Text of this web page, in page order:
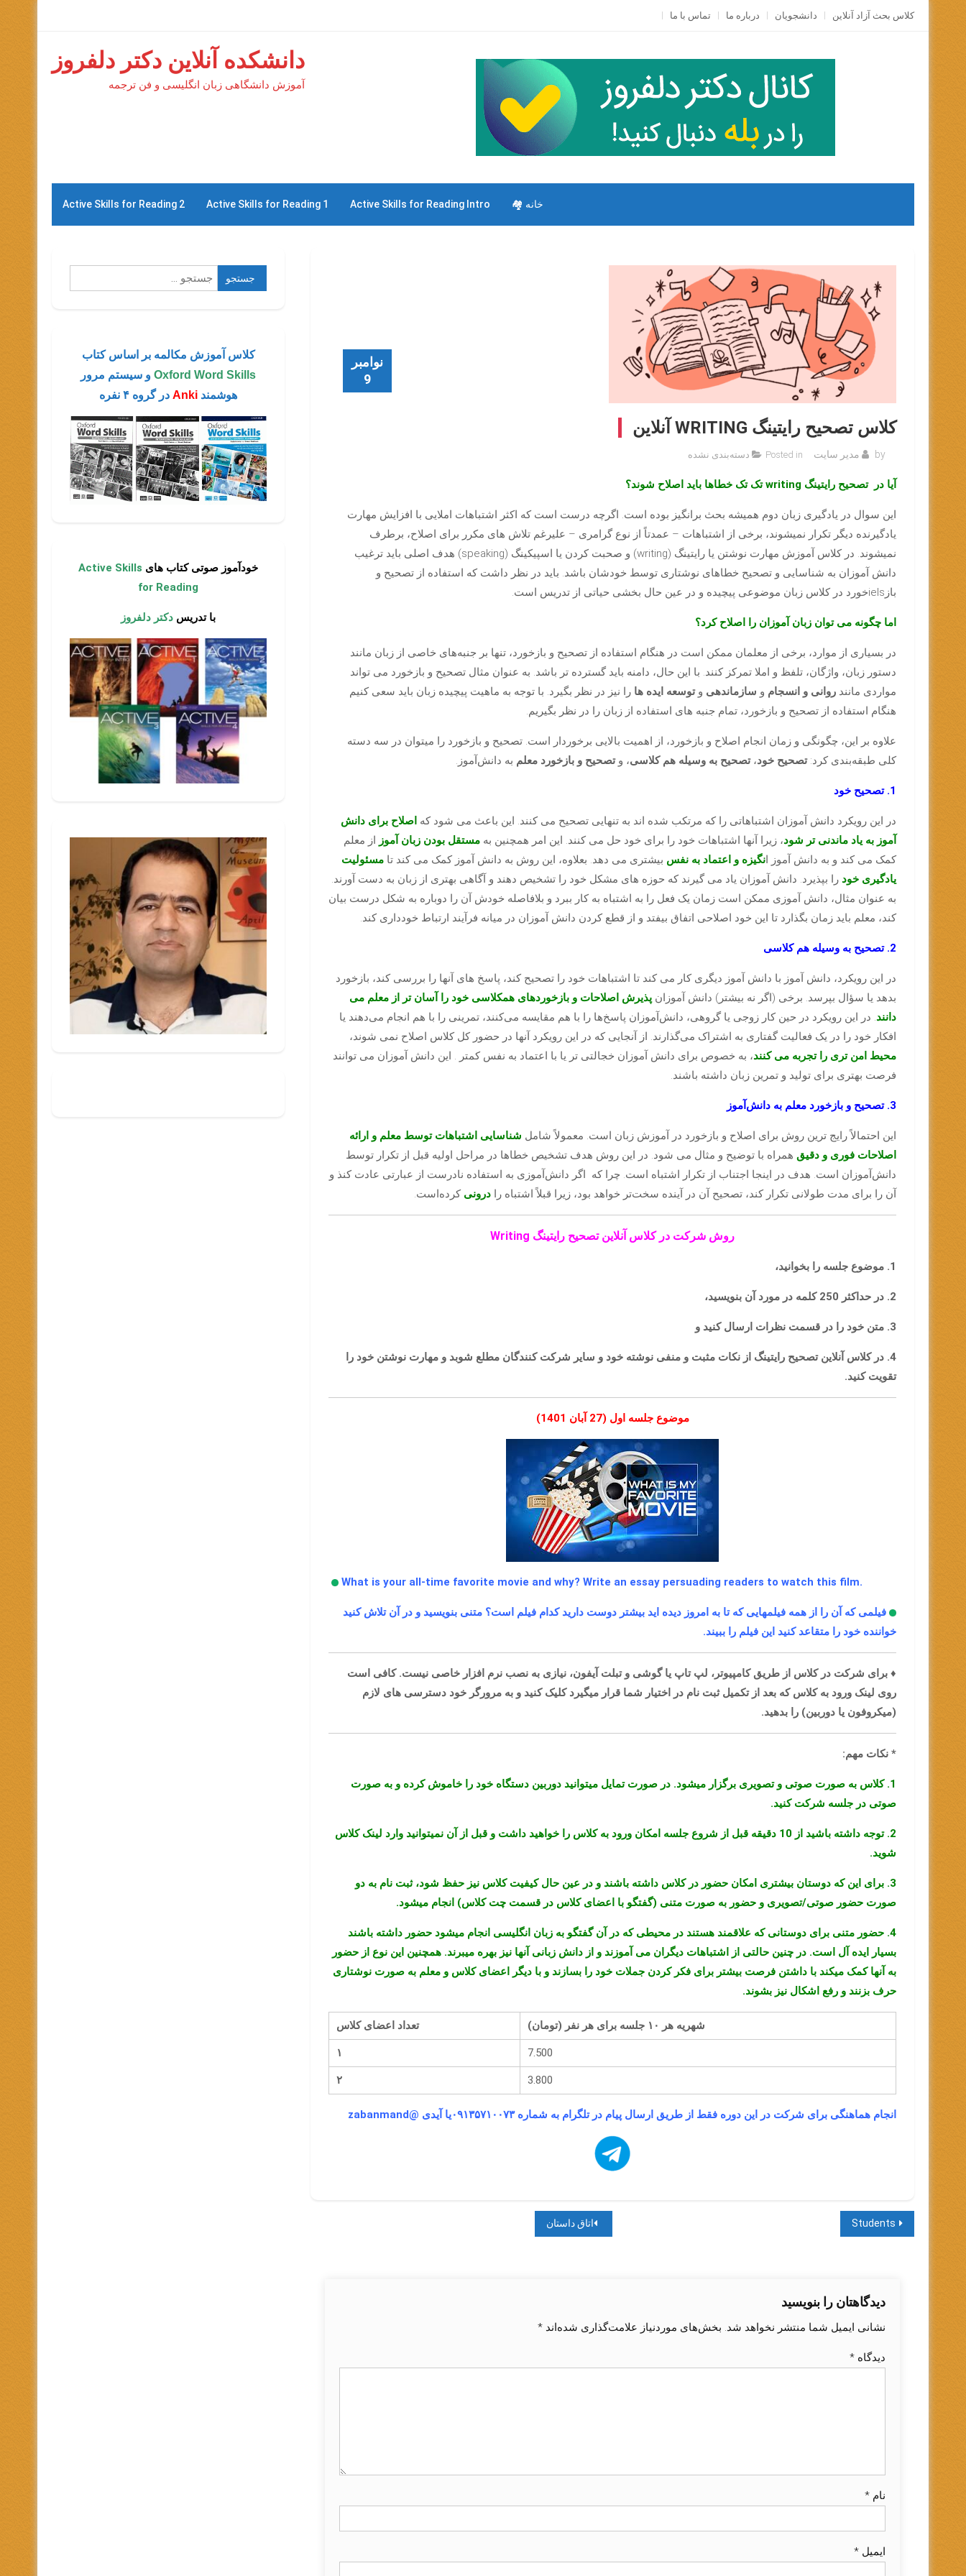
Skip
کلاس بحث آزاد آنلاين دانشجویان درباره ما تماس با ما
دانشکده آنلاین دکتر دلفروز
آموزش دانشگاهی زبان انگلیسی و فن ترجمه
خانه 🏘 Active Skills for Reading Intro
Active Skills for Reading 1
Active Skills for Reading 2
نوامبر
9
کلاس تصحیح رایتینگ WRITING آنلاین
by مدیر سایت Posted in دسته‌بندی نشده
آیا در تصحیح رایتینگ writing تک تک خطاها باید اصلاح شوند؟
این سوال در یادگیری زبان دوم همیشه بحث برانگیز بوده است. اگرچه درست است که اکثر اشتباهات املایی با افزایش مهارت
یادگیرنده دیگر تکرار نمیشوند، برخی از اشتباهات – عمدتاً از نوع گرامری – علیرغم تلاش های مکرر برای اصلاح، برطرف
نمیشوند. در کلاس آموزش مهارت نوشتن یا رایتینگ (writing) و صحبت کردن یا اسپیکینگ (speaking) هدف اصلی باید ترغیب
دانش آموزان به شناسایی و تصحیح خطاهای نوشتاری توسط خودشان باشد. باید در نظر داشت که استفاده از تصحیح و
بازielsخورد در کلاس زبان موضوعی پیچیده و در عین حال بخشی حیاتی از تدریس است.
اما چگونه می توان زبان آموزان را اصلاح کرد؟
در بسیاری از موارد، برخی از معلمان ممکن است در هنگام استفاده از تصحیح و بازخورد، تنها بر جنبه‌های خاصی از زبان مانند
دستور زبان، واژگان، تلفظ و املا تمرکز کنند. با این حال، دامنه باید گسترده تر باشد. به عنوان مثال تصحیح و بازخورد می تواند
مواردی مانند روانی و انسجام و سازماندهی وتوسعه ایده ها را نیز در نظر بگیرد. با توجه به ماهیت پیچیده زبان باید سعی کنیم
هنگام استفاده از تصحیح و بازخورد، تمام جنبه های استفاده از زبان را در نظر بگیریم.
علاوه بر این، چگونگی و زمان انجام اصلاح و بازخورد، از اهمیت بالایی برخوردار است. تصحیح و بازخورد را میتوان در سه دسته
کلی طبقه‌بندی کرد:تصحیح خود،تصحیح به وسیله هم کلاسی، وتصحیح و بازخورد معلم به دانش‌آموز.
1. تصحیح خود
در این رویکرد دانش آموزان اشتباهاتی را که مرتکب شده اند به تنهایی تصحیح می کنند. این باعث می شود که اصلاح برای دانش
آموز به یاد ماندنی تر شود، زیرا آنها اشتباهات خود را برای خود حل می کنند. این امر همچنین به مستقل بودن زبان آموز از معلم
کمک می کند و به دانش آموز انگیزه و اعتماد به نفس بیشتری می دهد. بعلاوه، این روش به دانش آموز کمک می کند تا مسئولیت
یادگیری خود را بپذیرد. دانش آموزان یاد می گیرند که حوزه های مشکل خود را تشخیص دهند و آگاهی بهتری از زبان به دست آورند.
به عنوان مثال، دانش آموزی ممکن است زمان یک فعل را به اشتباه به کار ببرد و بلافاصله خودش آن را دوباره به شکل درست بیان
کند، معلم باید زمان بگذارد تا این خود اصلاحی اتفاق بیفتد و از قطع کردن دانش آموزان در میانه فرآیند ارتباط خودداری کند.
2. تصحیح به وسیله هم کلاسی
در این رویکرد، دانش آموز با دانش آموز دیگری کار می کند تا اشتباهات خود را تصحیح کند، پاسخ های آنها را بررسی کند، بازخورد
بدهد یا سؤال بپرسد. برخی (اگر نه بیشتر) دانش آموزان پذیرش اصلاحات و بازخوردهای همکلاسی خود را آسان تر از معلم می
دانند. در این رویکرد در حین کار زوجی یا گروهی، دانش‌آموزان پاسخ‌ها را با هم مقایسه می‌کنند، تمرینی را با هم انجام می‌دهند یا
افکار خود را در یک فعالیت گفتاری به اشتراک می‌گذارند. از آنجایی که در این رویکرد آنها در حضور کل کلاس اصلاح نمی شوند،
محیط امن تری را تجربه می کنند، به خصوص برای دانش آموزان خجالتی تر یا با اعتماد به نفس کمتر . این دانش آموزان می توانند
فرصت بهتری برای تولید و تمرین زبان داشته باشند.
3. تصحیح و بازخورد معلم به دانش‌آموز
این احتمالاً رایج ترین روش برای اصلاح و بازخورد در آموزش زبان است. معمولاً شامل شناسایی اشتباهات توسط معلم و ارائه
اصلاحات فوری و دقیق همراه با توضیح و مثال می شود. در این روش هدف تشخیص خطاها در مراحل اولیه قبل از تکرار توسط
دانش‌آموزان است. هدف در اینجا اجتناب از تکرار اشتباه است. چرا که اگر دانش‌آموزی به استفاده نادرست از عبارتی عادت کنذ و
آن را برای مدت طولانی تکرار کند، تصحیح آن در آینده سخت‌تر خواهد بود، زیرا قبلاً اشتباه را درونی کرده‌است.
روش شرکت در کلاس آنلاین تصحیح رایتینگ Writing
1. موضوع جلسه را بخوانید،
2. در حداکثر 250 کلمه در مورد آن بنویسید،
3. متن خود را در قسمت نظرات ارسال کنید و
4. در کلاس آنلاین تصحیح رایتینگ از نکات مثبت و منفی نوشته خود و سایر شرکت کنندگان مطلع شوبد و مهارت نوشتن خود را
تقویت کنید.
موضوع جلسه اول (27 آبان 1401)
What is your all-time favorite movie and why? Write an essay persuading readers to watch this film.
فیلمی که آن را از همه فیلمهایی که تا به امروز دیده اید بیشتر دوست دارید کدام فیلم است؟ متنی بنویسید و در آن تلاش کنید
خواننده خود را متقاعد کنید این فیلم را ببیند.
♦ برای شرکت در کلاس از طریقکامپیوتر، لپ تاپ یا گوشی و تبلت آیفون، نیازی به نصب نرم افزار خاصی نیست.کافی است
روی لینک ورود به کلاس که بعد از تکمیل ثبت نام در اختیار شما قرار میگیرد کلیک کنید و به مرورگر خود دسترسی های لازم
(میکروفون یا دوربین) را بدهید.
* نکات مهم:
1. کلاس به صورت صوتی و تصویری برگزار میشود. در صورت تمایل میتوانید دوربین دستگاه خود را خاموش کرده و به صورت
صوتی در جلسه شرکت کنید.
2. توجه داشته باشید از 10 دقیقه قبل از شروع جلسه امکان ورود به کلاس را خواهید داشت و قبل از آن نمیتوانید وارد لینک کلاس
شوید.
3. برای این که دوستان بیشتری امکان حضور در کلاس داشته باشند و در عین حال کیفیت کلاس نیز حفظ شود، ثبت نام به دو
صورت حضور صوتی/تصویری و حضور به صورت متنی (گفتگو با اعضای کلاس در قسمت چت کلاس) انجام میشود.
4. حضور متنی برای دوستانی که علاقمند هستند در محیطی که در آن گفتگو به زبان انگلیسی انجام میشود حضور داشته باشند
بسیار ایده آل است. در چنین حالتی از اشتباهات دیگران می آموزند و از دانش زبانی آنها نیز بهره میبرند. همچنین این نوع از حضور
به آنها کمک میکند با داشتن فرصت بیشتر برای فکر کردن جملات خود را بسازند و با دیگر اعضای کلاس و معلم به صورت نوشتاری
حرف بزنند و رفع اشکال نیز بشوند.
شهریه هر ۱۰ جلسه برای هر نفر (تومان) تعداد اعضای کلاس
7.500 ۱
3.800 ۲
انجام هماهنگی برای شرکت در این دوره فقط از طریق ارسال پیام در تلگرام به شماره۰۹۱۳۵۷۱۰۰۷۳یا آیدی @zabanmand
راهبری
اتاق داستان Students
دیدگاهتان را بنویسید
نشانی ایمیل شما منتشر نخواهد شد. بخش‌های موردنیاز علامت‌گذاری شده‌اند *
دیدگاه *
نام *
ایمیل *
جستجو
برای:
کلاس آموزش مکالمه بر اساس کتاب
Oxford Word Skills و سیستم مرور
هوشمند Anki در گروه ۴ نفره
خودآموز صوتی کتاب های Active Skills
for Reading
با تدریس دکتر دلفروز